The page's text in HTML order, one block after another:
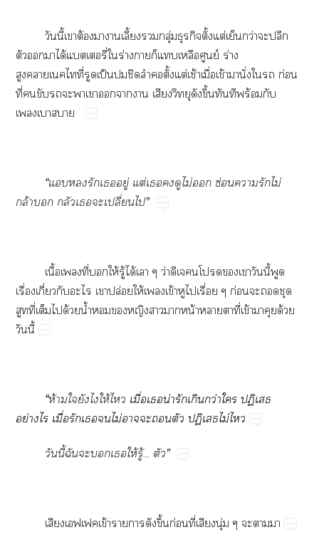
วันนี้เาต้องาาเลี้ยงกลุ่มธุรกิจตั้งแต่เย็นกว่าะปลีก
ตัวาได้แบตเตอรี่ใร่างาก็แเหลือศูนย์ ร่าง
สูงาเไที่รูดเป็นชิดลำตั้งแต่เช้าเมื่อเข้ามานั่งใ ก่อน
ที่ขับะาเาาา เสียงวิทยุดังขึ้นทันทีพร้อมกับ
เเาา
“แรักเอยู่ แต่เดูไม่ ซ่อนารักไม่
กล้า กลัวเะเปลี่ยนไ”
เนื้อเที่ให้รู้ได้เา ๆ ว่าดีเโเาวันนี้พูด
เรื่องเกี่ยวกับะไ เาปล่อยให้เเข้าหูไเรื่อย ๆ ก่อนะชุด
สูทที่เต็มได้วยน้ำหญิงาาหน้าาาที่เข้าาคุยด้วย
วันนี้
“ห้ามใยังไให้ไ เมื่อเน่ารักเกินกว่าใ ปฏิเสธ
อย่างไร เมื่อรักเไม่าะตัว ปฏิเสธไม่ไ
วันนี้ฉันะเให้รู้... ตัว”
เสียงเฟเฟคเข้าาาดังขึ้นก่อนที่เสียงนุ่ม ๆ ะาา